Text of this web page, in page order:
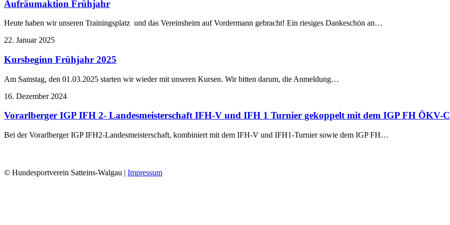
Aufräumaktion Frühjahr
Heute haben wir unseren Trainingsplatz und das Vereinsheim auf Vordermann gebracht! Ein riesiges Dankeschön an…
22. Januar 2025
Kursbeginn Frühjahr 2025
Am Samstag, den 01.03.2025 starten wir wieder mit unseren Kursen. Wir bitten darum, die Anmeldung…
16. Dezember 2024
Vorarlberger IGP IFH 2- Landesmeisterschaft IFH-V und IFH 1 Turnier gekoppelt mit dem IGP FH ÖKV-
Bei der Vorarlberger IGP IFH2-Landesmeisterschaft, kombiniert mit dem IFH-V und IFH1-Turnier sowie dem IGP FH…
© Hundesportverein Satteins-Walgau | Impressum